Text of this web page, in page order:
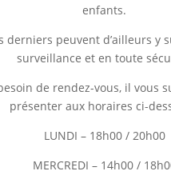
enfants.
derniers peuvent d’ailleurs y
surveillance et en toute
de rendez-vous, il vous
présenter aux horaires ci-
LUNDI – 18h00 / 20h00
MERCREDI – 14h00 /